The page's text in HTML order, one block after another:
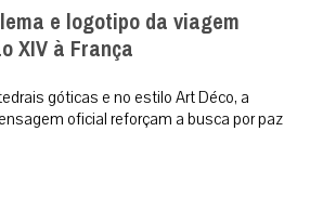
e logotipo da viagem
XIV à França
góticas e no estilo Art Déco, a
oficial reforçam a busca por paz